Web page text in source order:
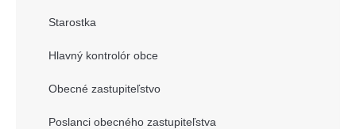
Starostka
Hlavný kontrolór obce
Obecné zastupiteľstvo
Poslanci obecného zastupiteľstva